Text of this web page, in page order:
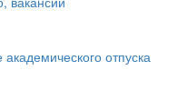
отпуска